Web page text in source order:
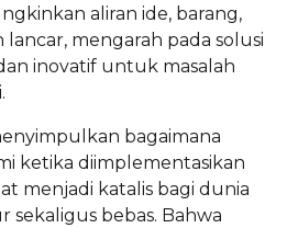
aliran ide, barang,
lancar, mengarah pada solusi
inovatif untuk masalah
bagaimana
ketika diimplementasikan
menjadi katalis bagi dunia
sekaligus bebas. Bahwa